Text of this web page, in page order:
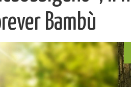
Bambù